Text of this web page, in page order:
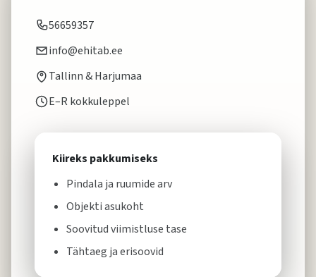
56659357
info@ehitab.ee
Tallinn & Harjumaa
E–R kokkuleppel
Kiireks pakkumiseks
Pindala ja ruumide arv
Objekti asukoht
Soovitud viimistluse tase
Tähtaeg ja erisoovid